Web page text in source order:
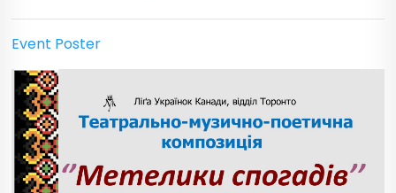
Event Poster